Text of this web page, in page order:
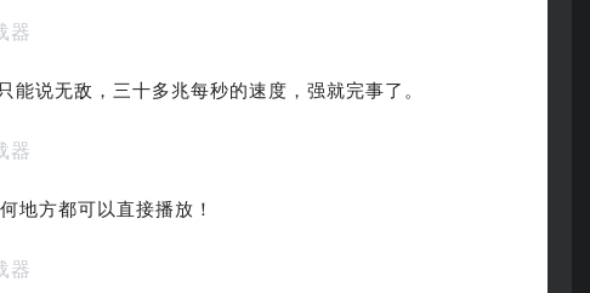
说无敌，三十多兆每秒的速度，强就完事了。
地方都可以直接播放！